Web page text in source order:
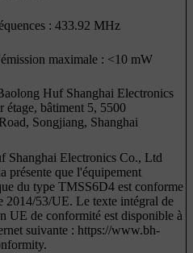
: 433.92 MHz
maximale : <10 mW
Huf Shanghai Electronics
étage, bâtiment 5, 5500
Songjiang, Shanghai
Shanghai Electronics Co., Ltd
présente que l'équipement
du type TMSS6D4 est conforme
2014/53/UE. Le texte intégral de
UE de conformité est disponible à
suivante : https://www.bh-